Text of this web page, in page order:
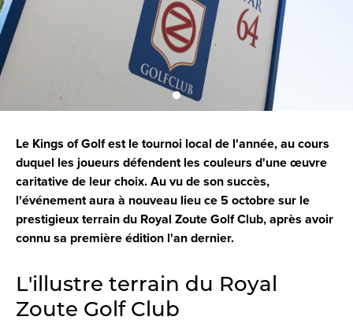
Le Kings of Golf est le tournoi local de l'année, au cours
duquel les joueurs défendent les couleurs d'une œuvre
caritative de leur choix. Au vu de son succès,
l'événement aura à nouveau lieu ce 5 octobre sur le
prestigieux terrain du Royal Zoute Golf Club, après avoir
connu sa première édition l'an dernier.
L'illustre terrain du Royal
Zoute Golf Club